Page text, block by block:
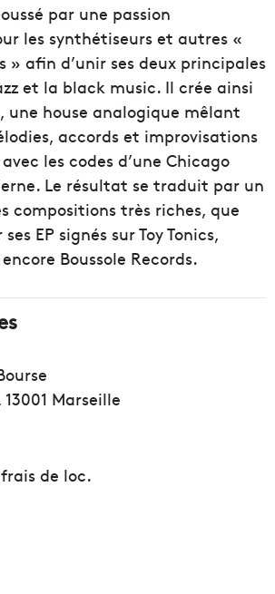
par une passion
les synthétiseurs et autres «
» afin d’unir ses deux principales
et la black music. Il crée ainsi
une house analogique mêlant
accords et improvisations
les codes d’une Chicago
Le résultat se traduit par un
compositions très riches, que
EP signés sur Toy Tonics,
Boussole Records.
Marseille
frais de loc.